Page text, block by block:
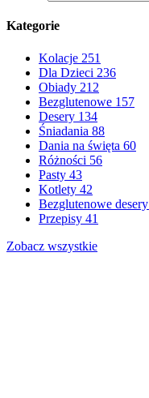
Kategorie
Kolacje 251
Dla Dzieci 236
Obiady 212
Bezglutenowe 157
Desery 134
Śniadania 88
Dania na święta 60
Różności 56
Pasty 43
Kotlety 42
Bezglutenowe desery
Przepisy 41
Zobacz wszystkie